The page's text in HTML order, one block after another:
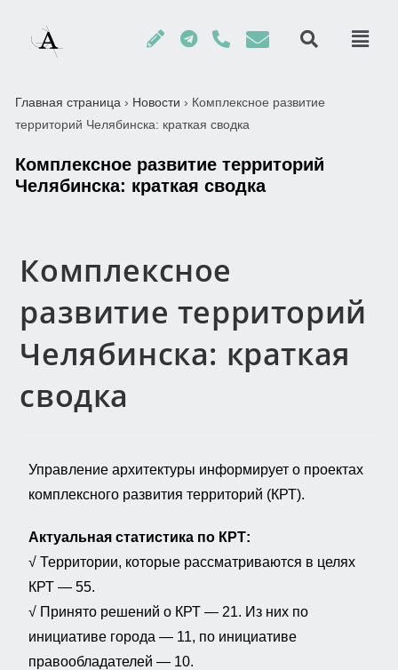
Главная страница › Новости › Комплексное развитие
территорий Челябинска: краткая сводка
Комплексное развитие территорий
Челябинска: краткая сводка
Комплексное
развитие территорий
Челябинска: краткая
сводка
Управление архитектуры информирует о проектах
комплексного развития территорий (КРТ).
Актуальная статистика по КРТ:
√ Территории, которые рассматриваются в целях
КРТ — 55.
√ Принято решений о КРТ — 21. Из них по
инициативе города — 11, по инициативе
правообладателей — 10.